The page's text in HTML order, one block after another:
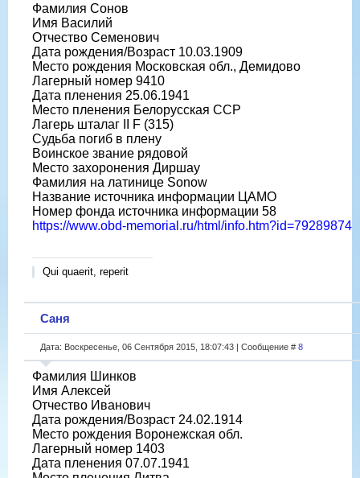
Фамилия Сонов
Имя Василий
Отчество Семенович
Дата рождения/Возраст 10.03.1909
Место рождения Московская обл., Демидово
Лагерный номер 9410
Дата пленения 25.06.1941
Место пленения Белорусская ССР
Лагерь шталаг II F (315)
Судьба погиб в плену
Воинское звание рядовой
Место захоронения Диршау
Фамилия на латинице Sonow
Название источника информации ЦАМО
Номер фонда источника информации 58
https://www.obd-memorial.ru/html/info.htm?id=79289874
Qui quaerit, reperit
Саня
Дата: Воскресенье, 06 Сентября 2015, 18:07:43 | Сообщение # 8
Фамилия Шинков
Имя Алексей
Отчество Иванович
Дата рождения/Возраст 24.02.1914
Место рождения Воронежская обл.
Лагерный номер 1403
Дата пленения 07.07.1941